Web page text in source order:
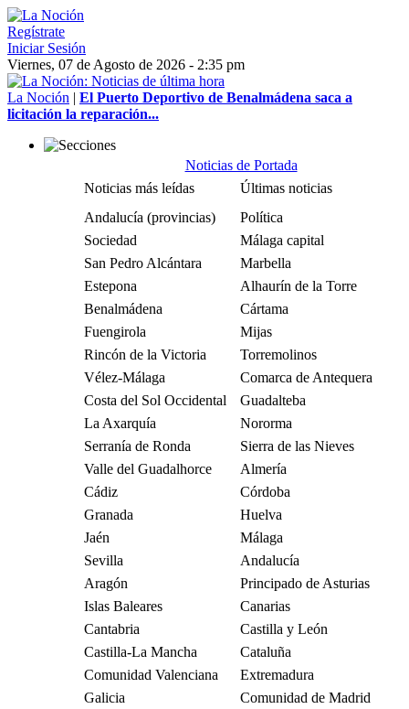
Regístrate
Iniciar Sesión
Viernes, 07 de Agosto de 2026 - 2:35 pm
La Noción | El Puerto Deportivo de Benalmádena saca a
licitación la reparación...
Noticias de Portada
Noticias más leídas
Últimas noticias
Andalucía (provincias)
Política
Sociedad
Málaga capital
San Pedro Alcántara
Marbella
Estepona
Alhaurín de la Torre
Benalmádena
Cártama
Fuengirola
Mijas
Rincón de la Victoria
Torremolinos
Vélez-Málaga
Comarca de Antequera
Costa del Sol Occidental
Guadalteba
La Axarquía
Nororma
Serranía de Ronda
Sierra de las Nieves
Valle del Guadalhorce
Almería
Cádiz
Córdoba
Granada
Huelva
Jaén
Málaga
Sevilla
Andalucía
Aragón
Principado de Asturias
Islas Baleares
Canarias
Cantabria
Castilla y León
Castilla-La Mancha
Cataluña
Comunidad Valenciana
Extremadura
Galicia
Comunidad de Madrid